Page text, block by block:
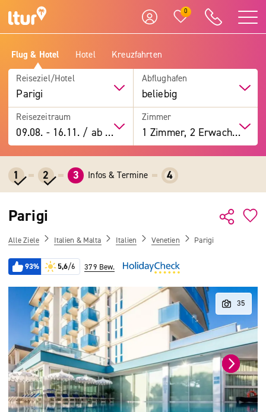
0
Flug & Hotel Hotel Kreuzfahrten
Reiseziel/Hotel
Parigi
Abflughafen
beliebig
Reisezeitraum
09.08. -16.11. / ab 7 Tage
Zimmer
1 Zimmer, 2 Erwachsene
1 2 3 Infos & Termine 4
Parigi
Alle Ziele Italien & Malta Italien Venetien Parigi
93% 5,6/6 379 Bew.